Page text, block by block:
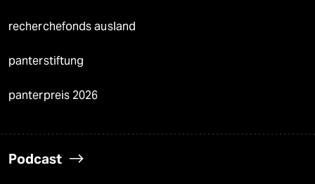
recherchefonds ausland
panterstiftung
panterpreis 2026
Podcast